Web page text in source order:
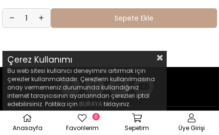
Sepete Ekle
Çerez Kullanımı
Bu web sitesi kullanıcı deneyimini artırmak için
çerezler kullanmaktadır. Çerezlerin kullanılmasına
onay vermemeniz durumunda kullandığınız
internet tarayıcısının ayarlarından çerezleri iptal
edebilirsiniz. Politika için BURAYAtıklayınız.
Anasayfa Favorilerim
0
Sepetim Üye Girişi